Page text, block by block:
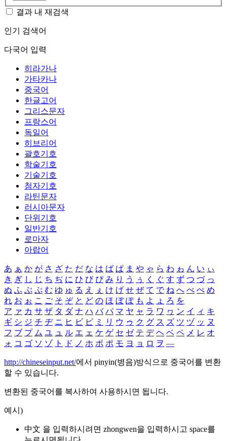
결과 내 재검색
인기 검색어
다국어 입력
히라가나
가타카나
중국어
한글고어
그리스문자
프랑스어
독일어
히브리어
괄호기호
학술기호
기술기호
첨자기호
라틴문자
러시아문자
단위기호
일반기호
로마자
아랍어
あ ぁ か が さ ざ た だ な は ば ぱ ま や ゃ ら わ ゎ ん い ぃ
き ぎ し じ ち ぢ に ひ び ぴ み り う ぅ く ぐ す ず つ づ っ
ぬ ふ ぶ ぷ む ゆ ゅ る え ぇ け げ せ ぜ て で ね へ べ ぺ め
れ お ぉ こ ご そ ぞ と ど の ほ ぼ ぽ も よ ょ ろ を
ア ァ カ サ ザ タ ダ ナ ハ バ パ マ ヤ ャ ラ ワ ヮ ン イ ィ キ
ギ シ ジ チ ヂ ニ ヒ ビ ピ ミ リ ウ ゥ ク グ ス ズ ツ ヅ ッ ヌ
フ ブ プ ム ユ ュ ル エ ェ ケ ゲ セ ゼ テ デ ヘ ベ ペ メ レ オ
ォ コ ゴ ソ ゾ ト ド ノ ホ ボ ポ モ ヨ ョ ロ ヲ ―
http://chineseinput.net/에서 pinyin(병음)방식으로 중국어를 변환
할 수 있습니다.
변환된 중국어를 복사하여 사용하시면 됩니다.
예시)
中文 을 입력하시려면 zhongwen을 입력하시고 space를